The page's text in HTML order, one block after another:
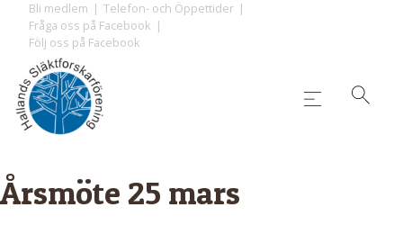
content
Bli medlem
Telefon- och Öppettider
Fråga oss på Facebook
Följ oss på Facebook
Årsmöte 25 mars